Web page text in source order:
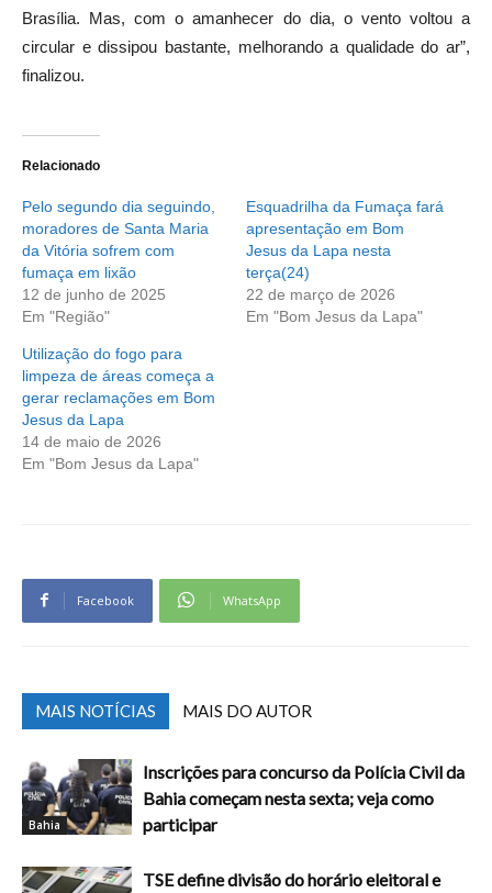
Brasília. Mas, com o amanhecer do dia, o vento voltou a
circular e dissipou bastante, melhorando a qualidade do ar”,
finalizou.
Relacionado
Pelo segundo dia seguindo,
moradores de Santa Maria
da Vitória sofrem com
fumaça em lixão
12 de junho de 2025
Em "Região"
Esquadrilha da Fumaça fará
apresentação em Bom
Jesus da Lapa nesta
terça(24)
22 de março de 2026
Em "Bom Jesus da Lapa"
Utilização do fogo para
limpeza de áreas começa a
gerar reclamações em Bom
Jesus da Lapa
14 de maio de 2026
Em "Bom Jesus da Lapa"
Facebook WhatsApp
MAIS NOTÍCIAS MAIS DO AUTOR
Bahia
Inscrições para concurso da Polícia Civil da
Bahia começam nesta sexta; veja como
participar
TSE define divisão do horário eleitoral e